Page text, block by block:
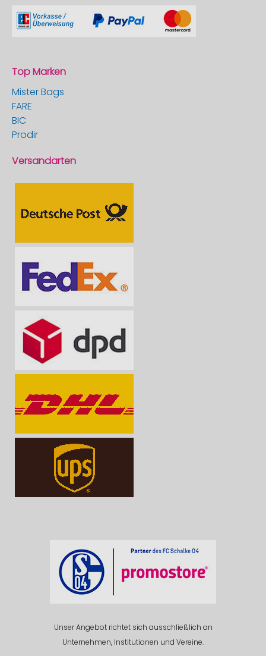
Top Marken
Mister Bags
FARE
BIC
Prodir
Versandarten
Unser Angebot richtet sich ausschließlich an
Unternehmen, Institutionen und Vereine.